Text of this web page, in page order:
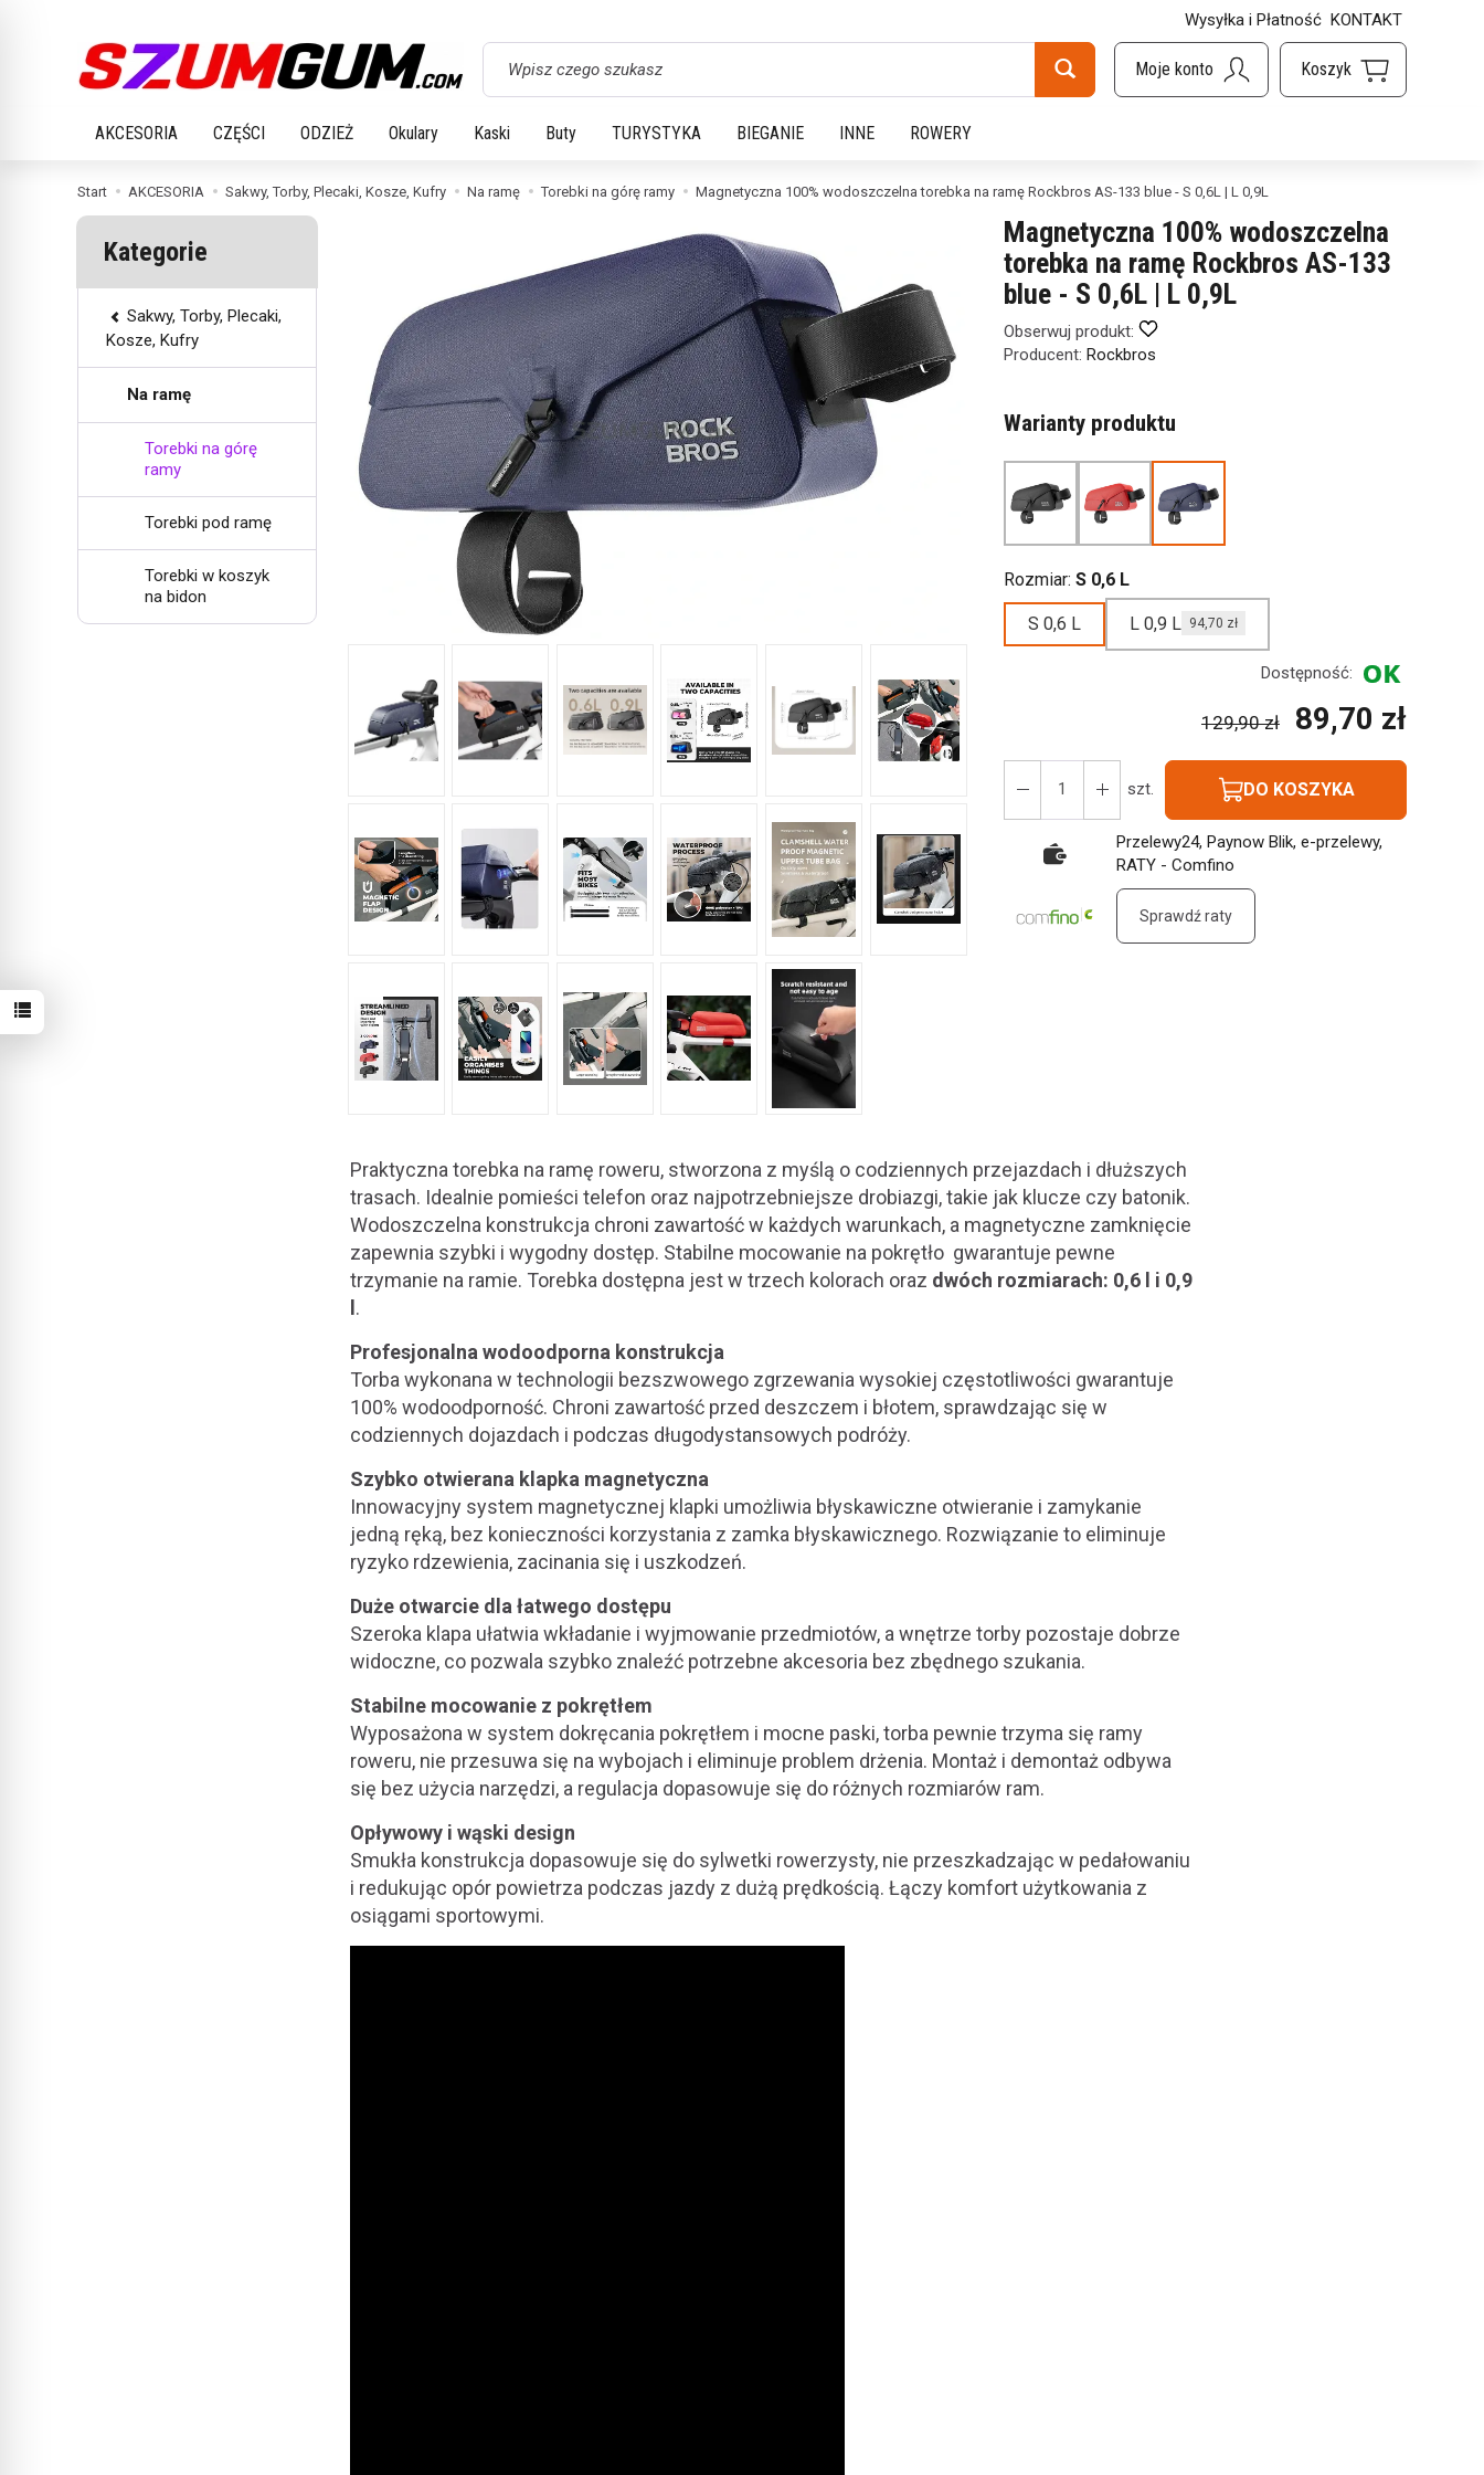
Wysyłka i Płatność KONTAKT
Wyszukaj
AKCESORIA CZĘŚCI ODZIEŻ Okulary Kaski Buty TURYSTYKA BIEGANIE INNE ROWERY
Start AKCESORIA Sakwy, Torby, Plecaki, Kosze, Kufry Na ramę Torebki na górę ramy Magnetyczna 100% wodoszczelna torebka na ramę Rockbros AS-133 blue - S 0,6L | L 0,9L
Magnetyczna 100% wodoszczelna
torebka na ramę Rockbros AS-133
blue - S 0,6L | L 0,9L
Obserwuj produkt:
Producent: Rockbros
Warianty produktu
Rozmiar:S 0,6 L
S 0,6 L L 0,9 L 94,70 zł
Dostępność:
129,90 zł 89,70 zł
szt. DO KOSZYKA
Przelewy24, Paynow Blik, e-przelewy,
RATY - Comfino
Sprawdź raty
Praktyczna torebka na ramę roweru, stworzona z myślą o codziennych przejazdach i dłuższych
trasach. Idealnie pomieści telefon oraz najpotrzebniejsze drobiazgi, takie jak klucze czy batonik.
Wodoszczelna konstrukcja chroni zawartość w każdych warunkach, a magnetyczne zamknięcie
zapewnia szybki i wygodny dostęp. Stabilne mocowanie na pokrętło gwarantuje pewne
trzymanie na ramie. Torebka dostępna jest w trzech kolorach oraz dwóch rozmiarach: 0,6 l i 0,9
.
Profesjonalna wodoodporna konstrukcja
Torba wykonana w technologii bezszwowego zgrzewania wysokiej częstotliwości gwarantuje
100% wodoodporność. Chroni zawartość przed deszczem i błotem, sprawdzając się w
codziennych dojazdach i podczas długodystansowych podróży.
Szybko otwierana klapka magnetyczna
Innowacyjny system magnetycznej klapki umożliwia błyskawiczne otwieranie i zamykanie
jedną ręką, bez konieczności korzystania z zamka błyskawicznego. Rozwiązanie to eliminuje
ryzyko rdzewienia, zacinania się i uszkodzeń.
Duże otwarcie dla łatwego dostępu
Szeroka klapa ułatwia wkładanie i wyjmowanie przedmiotów, a wnętrze torby pozostaje dobrze
widoczne, co pozwala szybko znaleźć potrzebne akcesoria bez zbędnego szukania.
Stabilne mocowanie z pokrętłem
Wyposażona w system dokręcania pokrętłem i mocne paski, torba pewnie trzyma się ramy
roweru, nie przesuwa się na wybojach i eliminuje problem drżenia. Montaż i demontaż odbywa
się bez użycia narzędzi, a regulacja dopasowuje się do różnych rozmiarów ram.
Opływowy i wąski design
Smukła konstrukcja dopasowuje się do sylwetki rowerzysty, nie przeszkadzając w pedałowaniu
i redukując opór powietrza podczas jazdy z dużą prędkością. Łączy komfort użytkowania z
osiągami sportowymi.
Kategorie
Sakwy, Torby, Plecaki,
Kosze, Kufry
Na ramę
Torebki na górę
ramy
Torebki pod ramę
Torebki w koszyk
na bidon